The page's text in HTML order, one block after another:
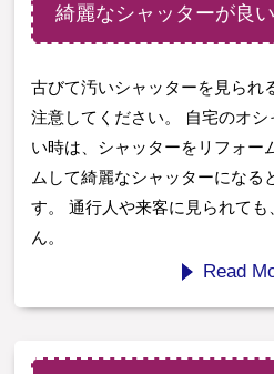
綺麗なシャッターが良い
古びて汚いシャッターを見られ
注意してください。 自宅のオ
い時は、シャッターをリフォー
ムして綺麗なシャッターになる
す。 通行人や来客に見られて
ん。
Read